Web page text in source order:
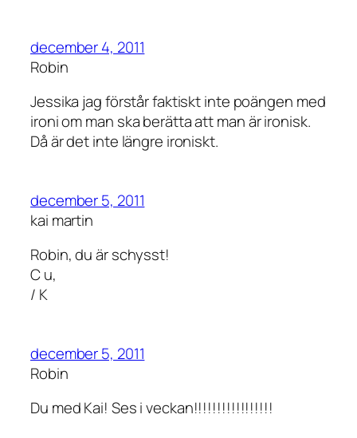
december 4, 2011
Robin
Jessika jag förstår faktiskt inte poängen med
ironi om man ska berätta att man är ironisk.
Då är det inte längre ironiskt.
december 5, 2011
kai martin
Robin, du är schysst!
C u,
/ K
december 5, 2011
Robin
Du med Kai! Ses i veckan!!!!!!!!!!!!!!!!!